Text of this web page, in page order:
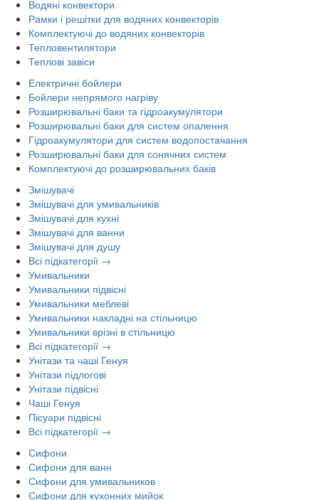
Водяні конвектори
Рамки і решітки для водяних конвекторів
Комплектуючі до водяних конвекторів
Тепловентилятори
Теплові завіси
Електричні бойлери
Бойлери непрямого нагріву
Розширювальні баки та гідроакумулятори
Розширювальні баки для систем опалення
Гідроакумулятори для систем водопостачання
Розширювальні баки для сонячних систем
Комплектуючі до розширювальних баків
Змішувачі
Змішувачі для умивальників
Змішувачі для кухні
Змішувачі для ванни
Змішувачі для душу
Всі підкатегорії →
Умивальники
Умивальники підвісні
Умивальники меблеві
Умивальники накладні на стільницю
Умивальники врізні в стільницю
Всі підкатегорії →
Унітази та чаші Генуя
Унітази підлогові
Унітази підвісні
Чаші Генуя
Пісуари підвісні
Всі підкатегорії →
Сифони
Сифони для ванн
Сифони для умивальников
Сифони для кухонних мийок